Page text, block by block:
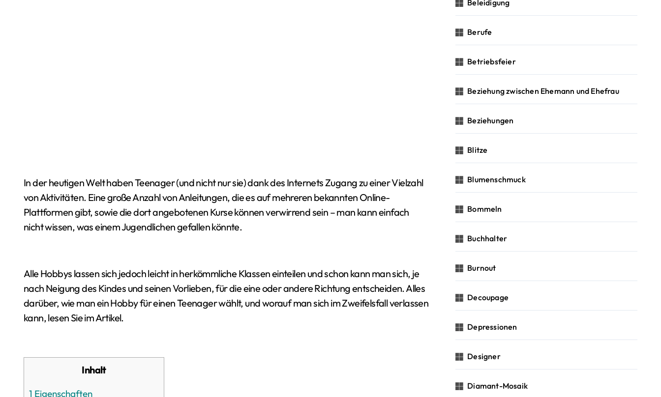
In der heutigen Welt haben Teenager (und nicht nur sie) dank des Internets Zugang zu einer Vielzahl
von Aktivitäten. Eine große Anzahl von Anleitungen, die es auf mehreren bekannten Online-
Plattformen gibt, sowie die dort angebotenen Kurse können verwirrend sein – man kann einfach
nicht wissen, was einem Jugendlichen gefallen könnte.
Alle Hobbys lassen sich jedoch leicht in herkömmliche Klassen einteilen und schon kann man sich, je
nach Neigung des Kindes und seinen Vorlieben, für die eine oder andere Richtung entscheiden. Alles
darüber, wie man ein Hobby für einen Teenager wählt, und worauf man sich im Zweifelsfall verlassen
kann, lesen Sie im Artikel.
Inhalt
1 Eigenschaften
Beleidigung
Berufe
Betriebsfeier
Beziehung zwischen Ehemann und Ehefrau
Beziehungen
Blitze
Blumenschmuck
Bommeln
Buchhalter
Burnout
Decoupage
Depressionen
Designer
Diamant-Mosaik